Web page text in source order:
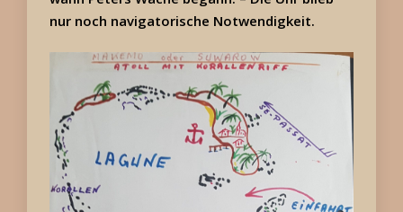
nur noch navigatorische Notwendigkeit.